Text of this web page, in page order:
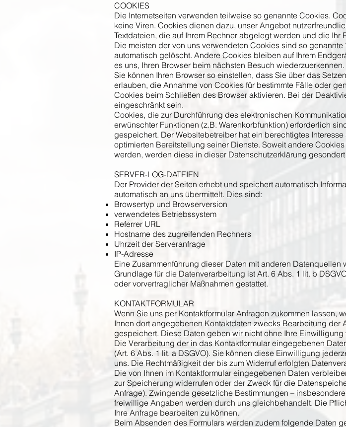
COOKIES
Die Internetseiten verwenden teilweise so genannte Cookies.
keine Viren. Cookies dienen dazu, unser Angebot
Textdateien, die auf Ihrem Rechner abgelegt werden und die Ihr
Die meisten der von uns verwendeten Cookies sind so
automatisch gelöscht. Andere Cookies bleiben auf Ihrem
es uns, Ihren Browser beim nächsten Besuch wiederzuerkennen.
Sie können Ihren Browser so einstellen, dass Sie über das
erlauben, die Annahme von Cookies für bestimmte Fälle oder
Cookies beim Schließen des Browser aktivieren. Bei der
eingeschränkt sein.
Cookies, die zur Durchführung des elektronischen
erwünschter Funktionen (z.B. Warenkorbfunktion) erforderlich
gespeichert. Der Websitebetreiber hat ein berechtigtes
optimierten Bereitstellung seiner Dienste. Soweit andere
werden, werden diese in dieser Datenschutzerklärung
SERVER-LOG-DATEIEN
Der Provider der Seiten erhebt und speichert automatisch
automatisch an uns übermittelt. Dies sind:
Browsertyp und Browserversion
verwendetes Betriebssystem
Referrer URL
Hostname des zugreifenden Rechners
Uhrzeit der Serveranfrage
IP-Adresse
Eine Zusammenführung dieser Daten mit anderen Datenquellen
Grundlage für die Datenverarbeitung ist Art. 6 Abs. 1 lit. b
oder vorvertraglicher Maßnahmen gestattet.
KONTAKTFORMULAR
Wenn Sie uns per Kontaktformular Anfragen zukommen lassen,
Ihnen dort angegebenen Kontaktdaten zwecks Bearbeitung
gespeichert. Diese Daten geben wir nicht ohne Ihre Einwilligung
Die Verarbeitung der in das Kontaktformular eingegebenen
(Art. 6 Abs. 1 lit. a DSGVO). Sie können diese Einwilligung
uns. Die Rechtmäßigkeit der bis zum Widerruf erfolgten
Die von Ihnen im Kontaktformular eingegebenen Daten
zur Speicherung widerrufen oder der Zweck für die
Anfrage). Zwingende gesetzliche Bestimmungen –
freiwillige Angaben werden durch uns gleichbehandelt. Die
Ihre Anfrage bearbeiten zu können.
Beim Absenden des Formulars werden zudem folgende Daten